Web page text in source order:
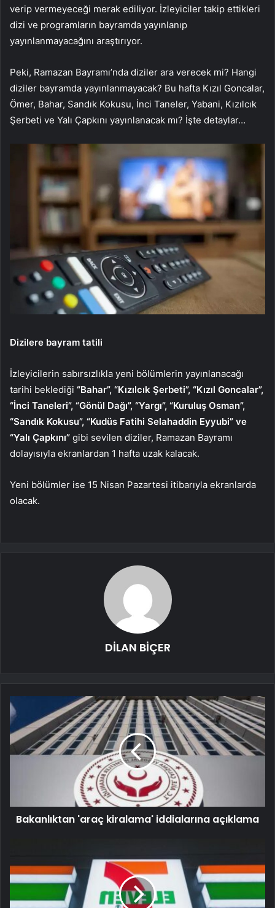
verip vermeyeceği merak ediliyor. İzleyiciler takip ettikleri
dizi ve programların bayramda yayınlanıp
yayınlanmayacağını araştırıyor.
Peki, Ramazan Bayramı’nda diziler ara verecek mi? Hangi
diziler bayramda yayınlanmayacak? Bu hafta Kızıl Goncalar,
Ömer, Bahar, Sandık Kokusu, İnci Taneler, Yabani, Kızılcık
Şerbeti ve Yalı Çapkını yayınlanacak mı? İşte detaylar…
Dizilere bayram tatili
İzleyicilerin sabırsızlıkla yeni bölümlerin yayınlanacağı
tarihi beklediği “Bahar”, “Kızılcık Şerbeti”, “Kızıl Goncalar”,
“İnci Taneleri”, “Gönül Dağı”, “Yargı”, “Kuruluş Osman”,
“Sandık Kokusu”, “Kudüs Fatihi Selahaddin Eyyubi” ve
“Yalı Çapkını” gibi sevilen diziler, Ramazan Bayramı
dolayısıyla ekranlardan 1 hafta uzak kalacak.
Yeni bölümler ise 15 Nisan Pazartesi itibarıyla ekranlarda
olacak.
DİLAN BİÇER
Bakanlıktan 'araç kiralama' iddialarına açıklama